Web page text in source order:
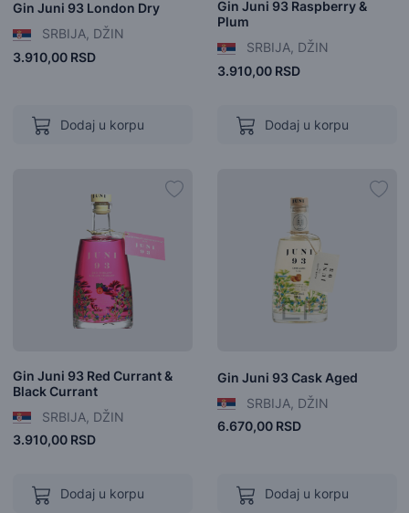
Gin Juni 93 London Dry
SRBIJA, DŽIN
3.910,00 RSD
Dodaj u korpu
Gin Juni 93 Raspberry &
Plum
SRBIJA, DŽIN
3.910,00 RSD
Dodaj u korpu
Gin Juni 93 Red Currant &
Black Currant
SRBIJA, DŽIN
3.910,00 RSD
Dodaj u korpu
Gin Juni 93 Cask Aged
SRBIJA, DŽIN
6.670,00 RSD
Dodaj u korpu